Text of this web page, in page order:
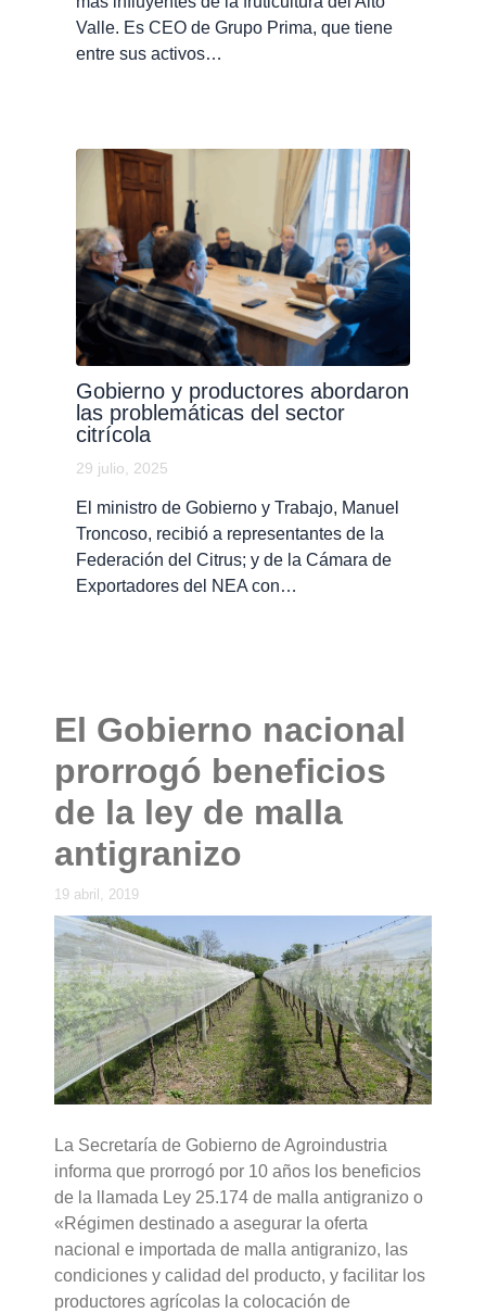
Valle. Es CEO de Grupo Prima, que tiene
entre sus activos…
Gobierno y productores abordaron
las problemáticas del sector
citrícola
29 julio, 2025
El ministro de Gobierno y Trabajo, Manuel
Troncoso, recibió a representantes de la
Federación del Citrus; y de la Cámara de
Exportadores del NEA con…
El Gobierno nacional
prorrogó beneficios
de la ley de malla
antigranizo
19 abril, 2019
La Secretaría de Gobierno de Agroindustria
informa que prorrogó por 10 años los beneficios
de la llamada Ley 25.174 de malla antigranizo o
«Régimen destinado a asegurar la oferta
nacional e importada de malla antigranizo, las
condiciones y calidad del producto, y facilitar los
productores agrícolas la colocación de